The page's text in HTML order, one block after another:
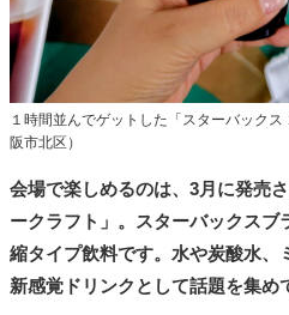
１時間並んでゲットした「スターバック
阪市北区）
会場で楽しめるのは、3月に発売
ークラフト」。スターバックスブ
縮タイプ飲料です。水や炭酸水、
新感覚ドリンクとして話題を集め